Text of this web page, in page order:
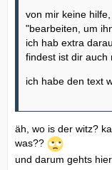
von mir keine
"bearbeiten, um
ich hab extra
findest ist dir auch
ich habe den text
äh, wo is der witz?
was??
und darum gehts